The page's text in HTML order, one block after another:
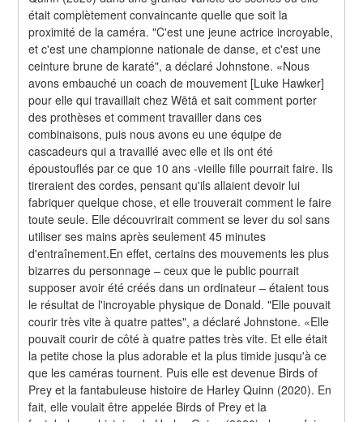
était complètement convaincante quelle que soit la
proximité de la caméra. "C'est une jeune actrice incroyable,
et c'est une championne nationale de danse, et c'est une
ceinture brune de karaté", a déclaré Johnstone. «Nous
avons embauché un coach de mouvement [Luke Hawker]
pour elle qui travaillait chez Wētā et sait comment porter
des prothèses et comment travailler dans ces
combinaisons, puis nous avons eu une équipe de
cascadeurs qui a travaillé avec elle et ils ont été
époustouflés par ce que 10 ans -vieille fille pourrait faire. Ils
tireraient des cordes, pensant qu'ils allaient devoir lui
fabriquer quelque chose, et elle trouverait comment le faire
toute seule. Elle découvrirait comment se lever du sol sans
utiliser ses mains après seulement 45 minutes
d'entraînement.En effet, certains des mouvements les plus
bizarres du personnage – ceux que le public pourrait
supposer avoir été créés dans un ordinateur – étaient tous
le résultat de l'incroyable physique de Donald. "Elle pouvait
courir très vite à quatre pattes", a déclaré Johnstone. «Elle
pouvait courir de côté à quatre pattes très vite. Et elle était
la petite chose la plus adorable et la plus timide jusqu'à ce
que les caméras tournent. Puis elle est devenue Birds of
Prey et la fantabuleuse histoire de Harley Quinn (2020). En
fait, elle voulait être appelée Birds of Prey et la